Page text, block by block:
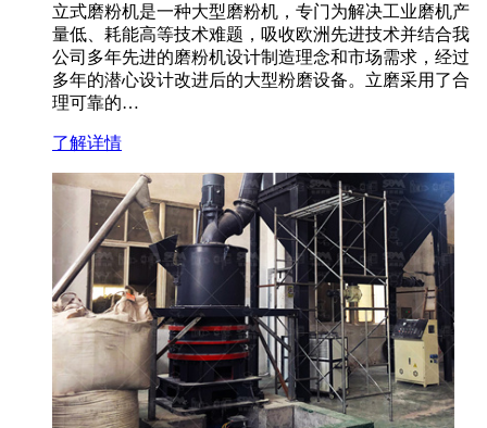
立式磨粉机是一种大型磨粉机，专门为解决工业磨机产
量低、耗能高等技术难题，吸收欧洲先进技术并结合我
公司多年先进的磨粉机设计制造理念和市场需求，经过
多年的潜心设计改进后的大型粉磨设备。立磨采用了合
理可靠的…
了解详情